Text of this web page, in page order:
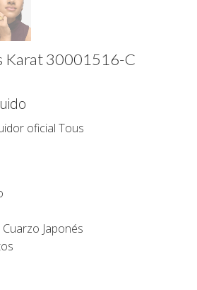
Karat 30001516-C
oficial Tous
Japonés